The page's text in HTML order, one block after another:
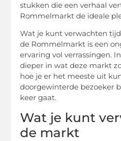
stukken die een verhaal
Rommelmarkt de ideale
Wat je kunt verwachten
de Rommelmarkt is een
ervaring vol verrassingen.
dieper in wat deze markt
hoe je er het meeste uit
doorgewinterde bezoeker
keer gaat.
Wat je kunt
de markt